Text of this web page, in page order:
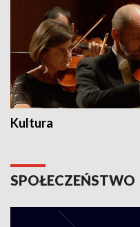
Kultura
SPOŁECZEŃSTWO